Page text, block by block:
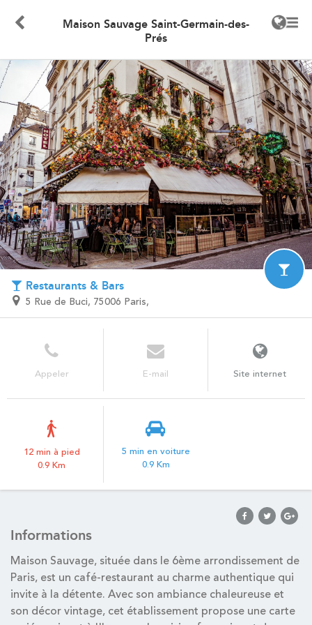
Maison Sauvage Saint-Germain-des-
Prés
Restaurants & Bars
5 Rue de Buci, 75006 Paris,
Appeler E-mail Site internet
12 min à pied
0.9 Km
5 min en voiture
0.9 Km
Informations
Maison Sauvage, située dans le 6ème arrondissement de
Paris, est un café-restaurant au charme authentique qui
invite à la détente. Avec son ambiance chaleureuse et
son décor vintage, cet établissement propose une carte